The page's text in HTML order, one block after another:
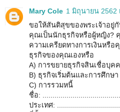
Mary Cole 1 มิถุนายน 2562
ขอให้สันติสุขของพระเจ้าอยู่
คุณเป็นนักธุรกิจหรือผู้หญิง?
ความเครียดทางการเงินหรื
ธุรกิจของคุณเองหรือ
A) การขยายธุรกิจสินเชื่อบุค
B) ธุรกิจเริ่มต้นและการศึกษา
C) การรวมหนี้
ชื่อ:
ประเทศ: